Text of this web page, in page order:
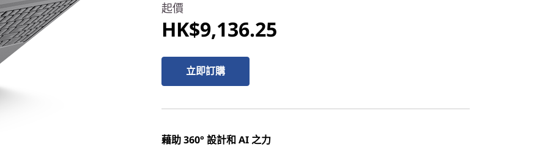
起價
HK$9,136.25
立即訂購
藉助 360° 設計和 AI 之力